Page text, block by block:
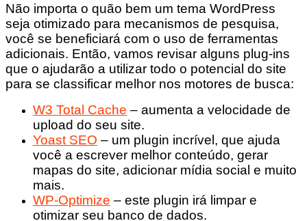
Não importa o quão bem um tema WordPress
seja otimizado para mecanismos de pesquisa,
você se beneficiará com o uso de ferramentas
adicionais. Então, vamos revisar alguns plug-ins
que o ajudarão a utilizar todo o potencial do site
para se classificar melhor nos motores de busca:
W3 Total Cache – aumenta a velocidade de
upload do seu site.
Yoast SEO – um plugin incrível, que ajuda
você a escrever melhor conteúdo, gerar
mapas do site, adicionar mídia social e muito
mais.
WP-Optimize – este plugin irá limpar e
otimizar seu banco de dados.